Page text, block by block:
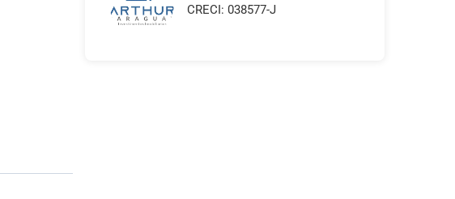
CRECI: 038577-J